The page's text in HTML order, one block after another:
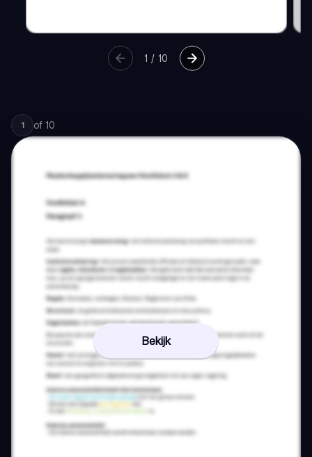
1 / 10
1 of 10
Bekijk